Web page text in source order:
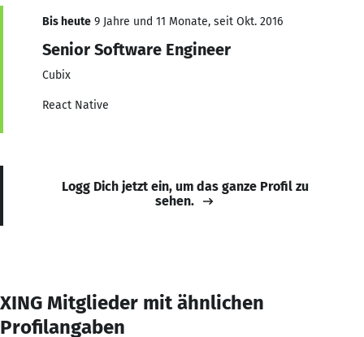
Bis heute 9 Jahre und 11 Monate, seit Okt. 2016
Senior Software Engineer
Cubix
React Native
Logg Dich jetzt ein, um das ganze Profil zu
sehen.
XING Mitglieder mit ähnlichen
Profilangaben